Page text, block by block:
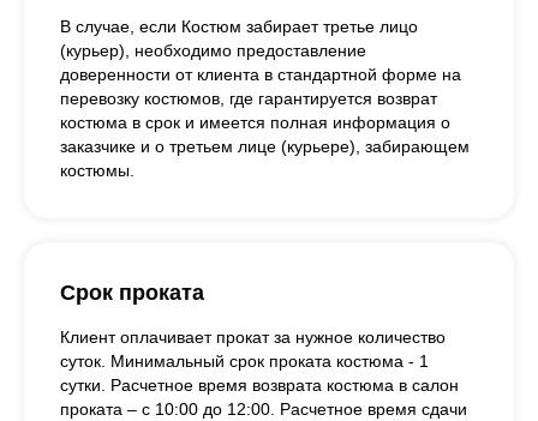
В случае, если Костюм забирает третье лицо
(курьер), необходимо предоставление
доверенности от клиента в стандартной форме на
перевозку костюмов, где гарантируется возврат
костюма в срок и имеется полная информация о
заказчике и о третьем лице (курьере), забирающем
костюмы.
Срок проката
Клиент оплачивает прокат за нужное количество
суток. Минимальный срок проката костюма - 1
сутки. Расчетное время возврата костюма в салон
проката – с 10:00 до 12:00. Расчетное время сдачи